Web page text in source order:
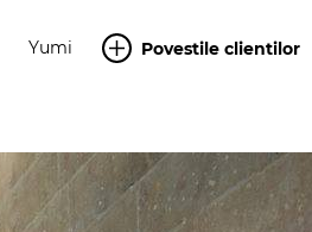
Yumi Povestile clientilor